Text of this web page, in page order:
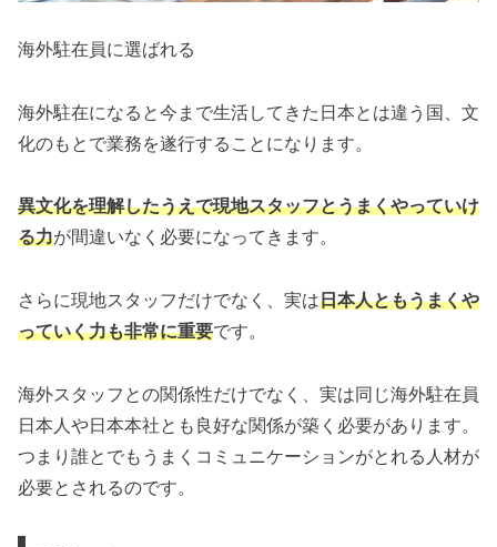
海外駐在員に選ばれる
海外駐在になると今まで生活してきた日本とは違う国、文
化のもとで業務を遂行することになります。
異文化を理解したうえで現地スタッフとうまくやっていけ
る力が間違いなく必要になってきます。
さらに現地スタッフだけでなく、実は日本人ともうまくや
っていく力も非常に重要です。
海外スタッフとの関係性だけでなく、実は同じ海外駐在員
日本人や日本本社とも良好な関係が築く必要があります。
つまり誰とでもうまくコミュニケーションがとれる人材が
必要とされるのです。